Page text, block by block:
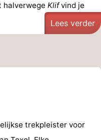
halverwege Klifvind je
Lees verder
trekpleister voor